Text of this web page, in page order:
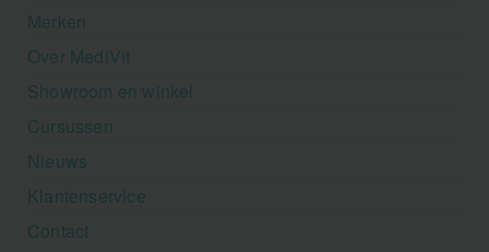
Merken
Over MediVit
Showroom en winkel
Cursussen
Nieuws
Klantenservice
Contact